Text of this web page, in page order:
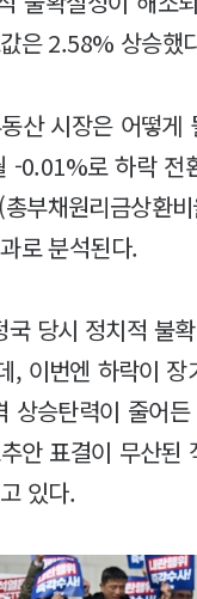
은 2.58% 상승했
산 시장은 어떻
-0.01%로 하락
부채원리금상환
로 분석된다.
당시 정치적 불
, 이번엔 하락이
상승탄력이 줄어
안 표결이 무산
있다.